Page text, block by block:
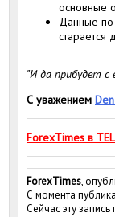
основные
Данные по
старается
"И да прибудет
С уважением
ForexTimes в
ForexTimes,
С момента
Сейчас эту